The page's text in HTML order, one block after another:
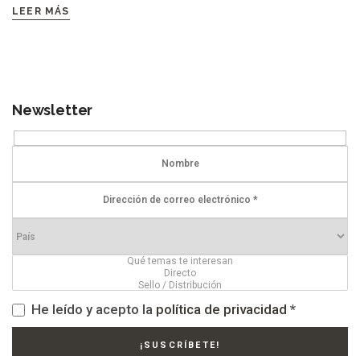
LEER MÁS
Newsletter
He leído y acepto la política de privacidad *